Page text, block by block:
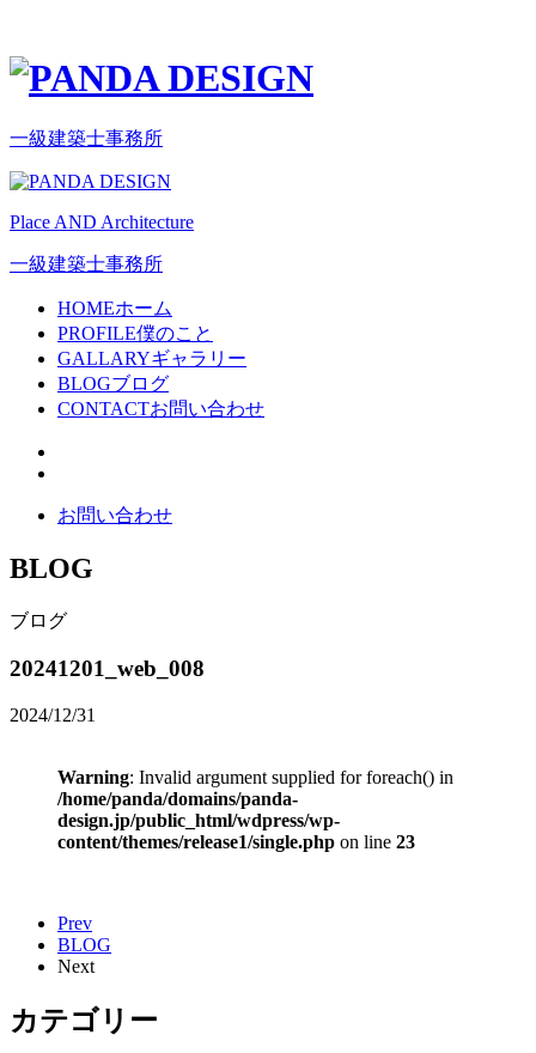
一級建築士事務所
Place AND Architecture
一級建築士事務所
HOMEホーム
PROFILE僕のこと
GALLARYギャラリー
BLOGブログ
CONTACTお問い合わせ
お問い合わせ
BLOG
ブログ
20241201_web_008
2024/12/31
Warning: Invalid argument supplied for foreach() in
/home/panda/domains/panda-
design.jp/public_html/wdpress/wp-
content/themes/release1/single.php on line 23
Prev
BLOG
Next
カテゴリー